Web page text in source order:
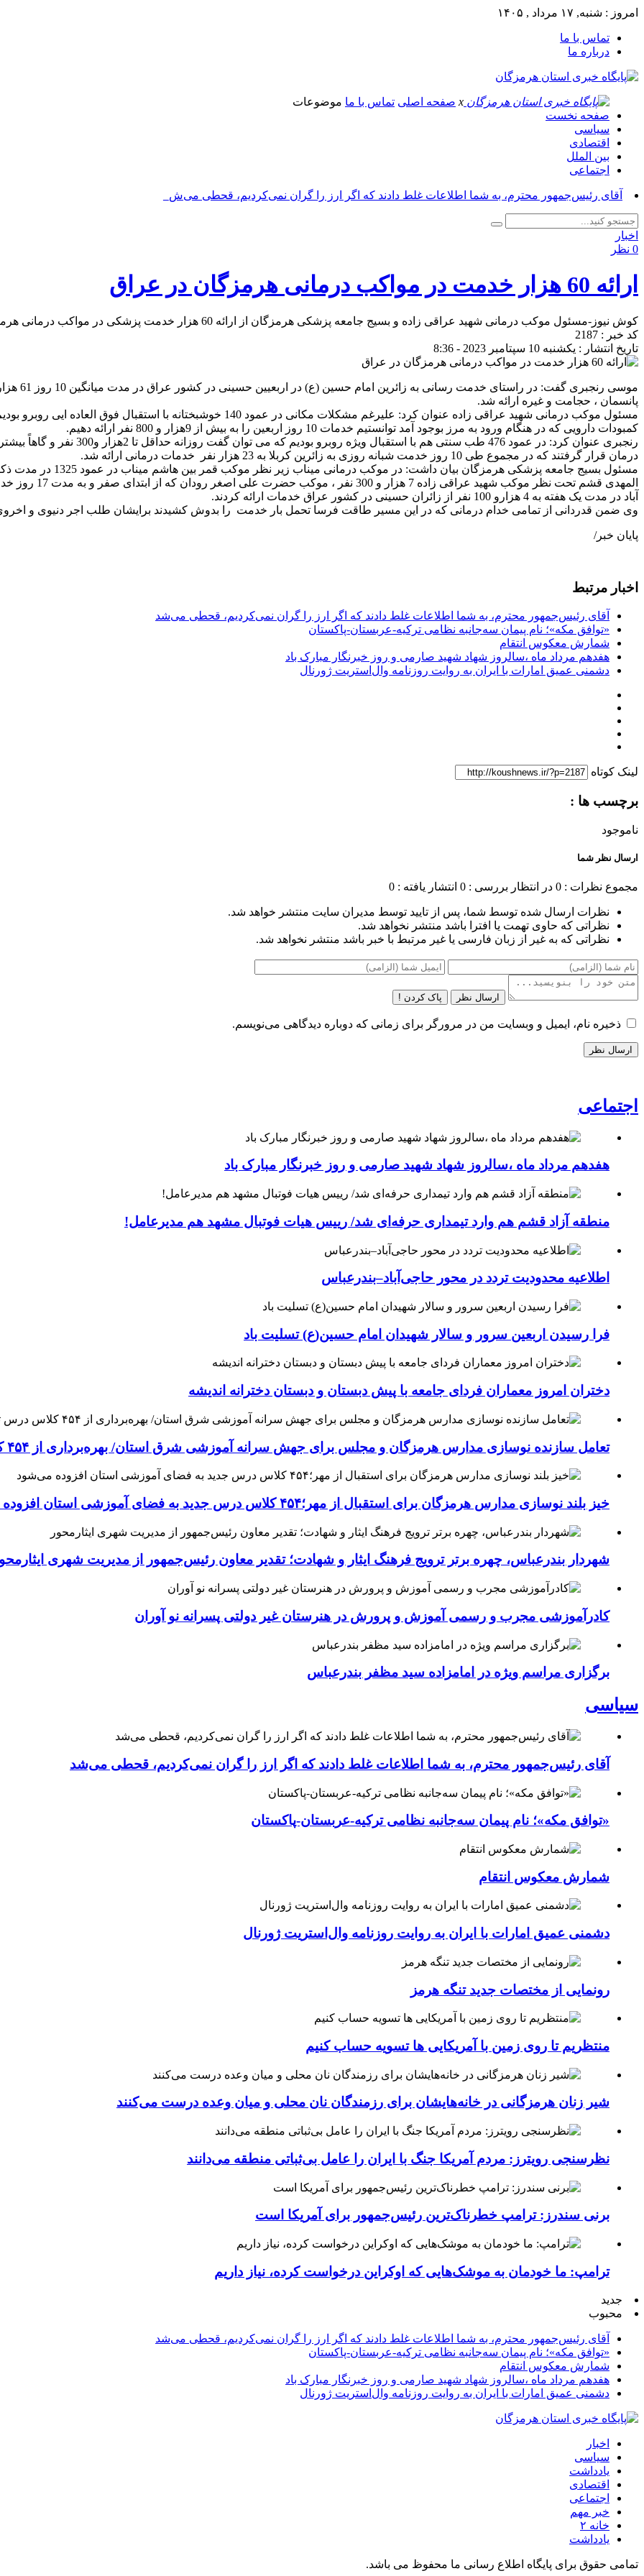
امروز : شنبه, ۱۷ مرداد , ۱۴۰۵
تماس با ما
درباره ما
x صفحه اصلی تماس با ما موضوعات
صفحه نخست
سیاسی
اقتصادی
بین الملل
اجتماعی
آقای رئیس‌جمهور محترم، به شما اطلاعات غلط دادند که اگر ارز را گران نمی‌کردیم، قحطی می‌شد_
اخبار
0 نظر
ارائه 60 هزار خدمت در مواکب درمانی هرمزگان در عراق
کوش نیوز-مسئول موکب درمانی شهید عراقی زاده و بسیج جامعه پزشکی هرمزگان از ارائه 60 هزار خدمت پزشکی در مواکب درمانی هرمزگان در عراق خبرداد.
کد خبر : 2187
تاریخ انتشار : یکشنبه 10 سپتامبر 2023 - 8:36
پانسمان ، حجامت و غیره ارائه شد.
مسئول موکب درمانی شهید عراقی زاده عنوان کرد: علیرغم مشکلات مکانی در عمود
کمبودات دارویی که در هنگام ورود به مرز بوجود آمد توانستیم خدمات 10 روز اربعین را به بیش از 9هزار و 800 نفر ارائه دهیم.
رنجبری عنوان کرد: در عمود 476 طب
درمان قرار گرفتند که در مجموع طی 10 روز خدمت شبانه روزی به زائرین کربلا به 23 هزار نفر خدمات درمانی ارائه شد.
آباد در مدت یک هفته به 4 هزارو 100 نفر از زائران حسینی در کشور عراق خدمات ارائه کردند.
وی ضمن قدردانی از تمامی خدام درمانی که در این مسیر طاقت فرسا تحمل بار خدمت را بدوش کشیدند برایشان طلب اجر دنیوی و
پایان خبر/
اخبار مرتبط
آقای رئیس‌جمهور محترم، به شما اطلاعات غلط دادند که اگر ارز را گران نمی‌کردیم، قحطی می‌شد
«توافق مکه»؛ نام پیمان سه‌جانبه نظامی ترکیه-عربستان-پاکستان
شمارش معکوس انتقام
هفدهم مرداد ماه ،سالروز شهاد شهید صارمی و روز خبرنگار مبارک باد
دشمنی عمیق امارات با ایران به روایت روزنامه وال‌استریت ژورنال
لینک کوتاه
برچسب ها :
ناموجود
ارسال نظر شما
مجموع نظرات : 0 در انتظار بررسی : 0 انتشار یافته : 0
نظرات ارسال شده توسط شما، پس از تایید توسط مدیران سایت منتشر خواهد شد.
نظراتی که حاوی تهمت یا افترا باشد منتشر نخواهد شد.
نظراتی که به غیر از زبان فارسی یا غیر مرتبط با خبر باشد منتشر نخواهد شد.
ارسال نظر پاک کردن !
ذخیره نام، ایمیل و وبسایت من در مرورگر برای زمانی که دوباره دیدگاهی می‌نویسم.
اجتماعی
هفدهم مرداد ماه ،سالروز شهاد شهید صارمی و روز خبرنگار مبارک باد
منطقه آزاد قشم هم وارد تیمداری حرفه‌ای شد/ رییس هیات فوتبال مشهد هم مدیرعامل!
اطلاعیه محدودیت تردد در محور حاجی‌آباد–بندرعباس
فرا رسیدن اربعین سرور و سالار شهیدان امام حسین(ع) تسلیت باد
دختران امروز معماران فردای جامعه با پیش دبستان و دبستان دخترانه اندیشه
تعامل سازنده نوسازی مدارس هرمزگان و مجلس برای جهش سرانه آموزشی شرق استان/ بهره‌برداری از ۴۵۴ کلاس درس تا مهرماه
خیز بلند نوسازی مدارس هرمزگان برای استقبال از مهر؛۴۵۴ کلاس درس جدید به فضای آموزشی استان افزوده می‌شود
شهردار بندرعباس، چهره برتر ترویج فرهنگ ایثار و شهادت؛ تقدیر معاون رئیس‌جمهور از مدیریت شهری
کادرآموزشی مجرب و رسمی آموزش و پرورش در هنرستان غیر دولتی پسرانه نو آوران
برگزاری مراسم ویژه در امامزاده سید مظفر بندرعباس
سیاسی
آقای رئیس‌جمهور محترم، به شما اطلاعات غلط دادند که اگر ارز را گران نمی‌کردیم، قحطی می‌شد
«توافق مکه»؛ نام پیمان سه‌جانبه نظامی ترکیه-عربستان-پاکستان
شمارش معکوس انتقام
دشمنی عمیق امارات با ایران به روایت روزنامه وال‌استریت ژورنال
رونمایی از مختصات جدید تنگه هرمز
منتظریم تا روی زمین با آمریکایی ها تسویه حساب کنیم
شیر زنان هرمزگانی در خانه‌هایشان برای رزمندگان نان محلی و میان وعده درست می‌کنند
نظرسنجی رویترز: مردم آمریکا جنگ با ایران را عامل بی‌ثباتی منطقه می‌دانند
برنی سندرز: ترامپ خطرناک‌ترین رئیس‌جمهور برای آمریکا است
ترامپ: ما خودمان به موشک‌هایی که اوکراین درخواست کرده، نیاز داریم
جدید
محبوب
آقای رئیس‌جمهور محترم، به شما اطلاعات غلط دادند که اگر ارز را گران نمی‌کردیم، قحطی می‌شد
«توافق مکه»؛ نام پیمان سه‌جانبه نظامی ترکیه-عربستان-پاکستان
شمارش معکوس انتقام
هفدهم مرداد ماه ،سالروز شهاد شهید صارمی و روز خبرنگار مبارک باد
دشمنی عمیق امارات با ایران به روایت روزنامه وال‌استریت ژورنال
اخبار
سیاسی
یادداشت
اقتصادی
اجتماعی
خبر مهم
خانه ۲
یادداشت
تمامی حقوق برای پایگاه اطلاع رسانی ما محفوظ می باشد.